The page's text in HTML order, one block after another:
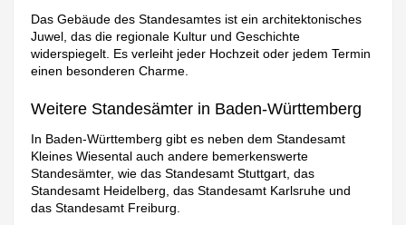
Das Gebäude des Standesamtes ist ein architektonisches
Juwel, das die regionale Kultur und Geschichte
widerspiegelt. Es verleiht jeder Hochzeit oder jedem Termin
einen besonderen Charme.
Weitere Standesämter in Baden-Württemberg
In Baden-Württemberg gibt es neben dem Standesamt
Kleines Wiesental auch andere bemerkenswerte
Standesämter, wie das Standesamt Stuttgart, das
Standesamt Heidelberg, das Standesamt Karlsruhe und
das Standesamt Freiburg.